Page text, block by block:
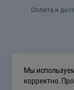
Оплата и
Мы
корректно.